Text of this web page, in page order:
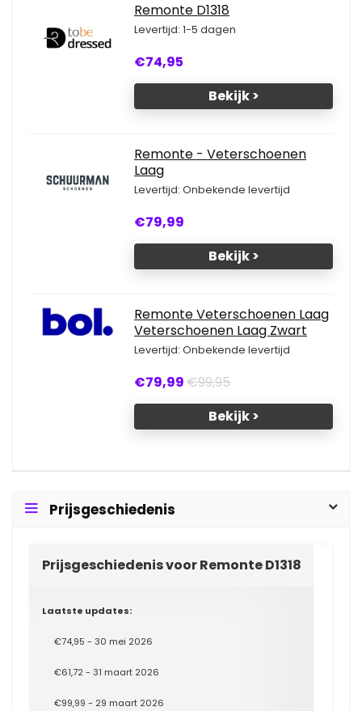
Remonte D1318
Levertijd: 1-5 dagen
€74,95
Bekijk >
Remonte - Veterschoenen
Laag
Levertijd: Onbekende levertijd
€79,99
Bekijk >
Remonte Veterschoenen Laag
Veterschoenen Laag Zwart
Levertijd: Onbekende levertijd
€79,99€99,95
Bekijk >
Prijsgeschiedenis
Prijsgeschiedenis voor Remonte D1318
Laatste updates:
€74,95 - 30 mei 2026
€61,72 - 31 maart 2026
€99,99 - 29 maart 2026